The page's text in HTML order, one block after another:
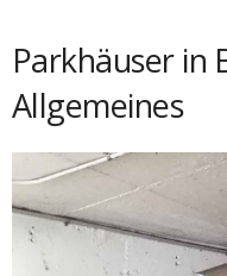
Parkhäuser in
Allgemeines